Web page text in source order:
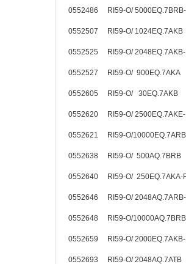
0552486 RI59-O/
0552507 RI59-O/ 1024EQ.7AKB
0552525 RI59-O/
0552527 RI59-O/ 900EQ.7AKA
0552605 RI59-O/ 30EQ.7AKB
0552620 RI59-O/
0552621 RI59-O/
0552638 RI59-O/ 500AQ.7BRB
0552640 RI59-O/ 250EQ.7AKA-
0552646 RI59-O/
0552648 RI59-O/
0552659 RI59-O/
0552693 RI59-O/ 2048AQ.7ATB